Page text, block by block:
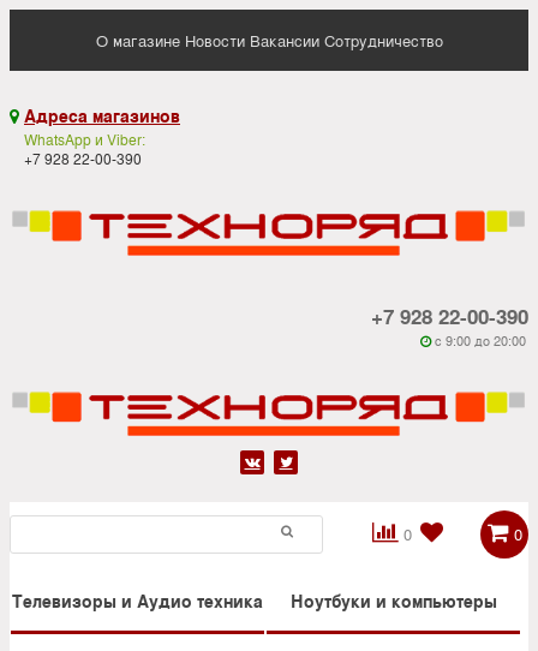
О магазине Новости Вакансии Сотрудничество
 Адреса магазинов
WhatsApp и Viber:
+7 928 22-00-390
+7 928 22-00-390
 c 9:00 до 20:00
 
0

 0
Телевизоры и Аудио техника Ноутбуки и компьютеры